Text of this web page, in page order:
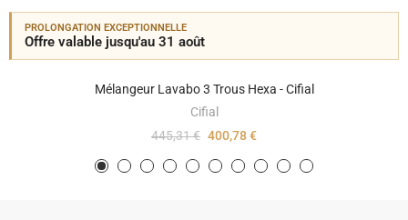
PROLONGATION EXCEPTIONNELLE
Offre valable jusqu'au 31 août
Mélangeur Lavabo 3 Trous Hexa - Cifial
Cifial
445,31 € 400,78 €